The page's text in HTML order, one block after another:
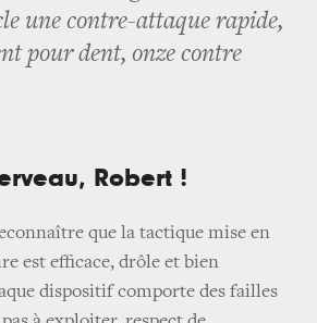
une contre-attaque rapide,
pour dent, onze contre
Robert !
que la tactique mise en
est efficace, drôle et bien
dispositif comporte des failles